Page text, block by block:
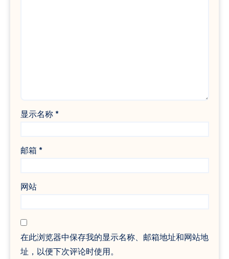
显示名称 *
邮箱 *
网站
在此浏览器中保存我的显示名称、邮箱地址和网站地
址，以便下次评论时使用。